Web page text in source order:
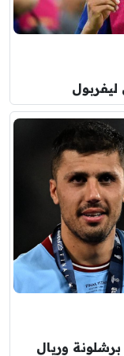
وريال